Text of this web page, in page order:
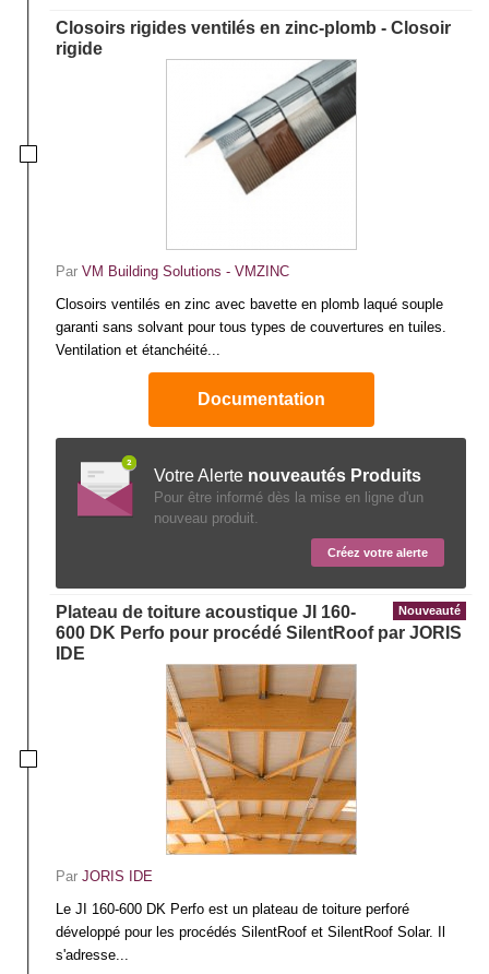
Closoirs rigides ventilés en zinc-plomb - Closoir
rigide
Par VM Building Solutions - VMZINC
Closoirs ventilés en zinc avec bavette en plomb laqué souple
garanti sans solvant pour tous types de couvertures en tuiles.
Ventilation et étanchéité...
Documentation
Votre Alerte nouveautés Produits
Pour être informé dès la mise en ligne d'un
nouveau produit.
Créez votre alerte
Nouveauté
Plateau de toiture acoustique JI 160-
600 DK Perfo pour procédé SilentRoof par JORIS
IDE
Par JORIS IDE
Le JI 160-600 DK Perfo est un plateau de toiture perforé
développé pour les procédés SilentRoof et SilentRoof Solar. Il
s'adresse...